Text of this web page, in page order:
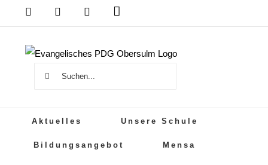
Inhalt
springen
DSB MensaPDG
PDG
Instagram
Suche
Aktuelles Unsere Schule
Bildungsangebot Mensa